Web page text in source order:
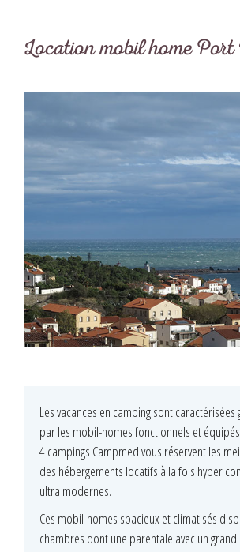
Location mobil home
Les vacances en camping sont
par les mobil-homes fonctionnels et
4 campings Campmed vous réservent les
des hébergements locatifs à la fois hyper
ultra modernes.
Ces mobil-homes spacieux et climatisés
chambres dont une parentale avec un